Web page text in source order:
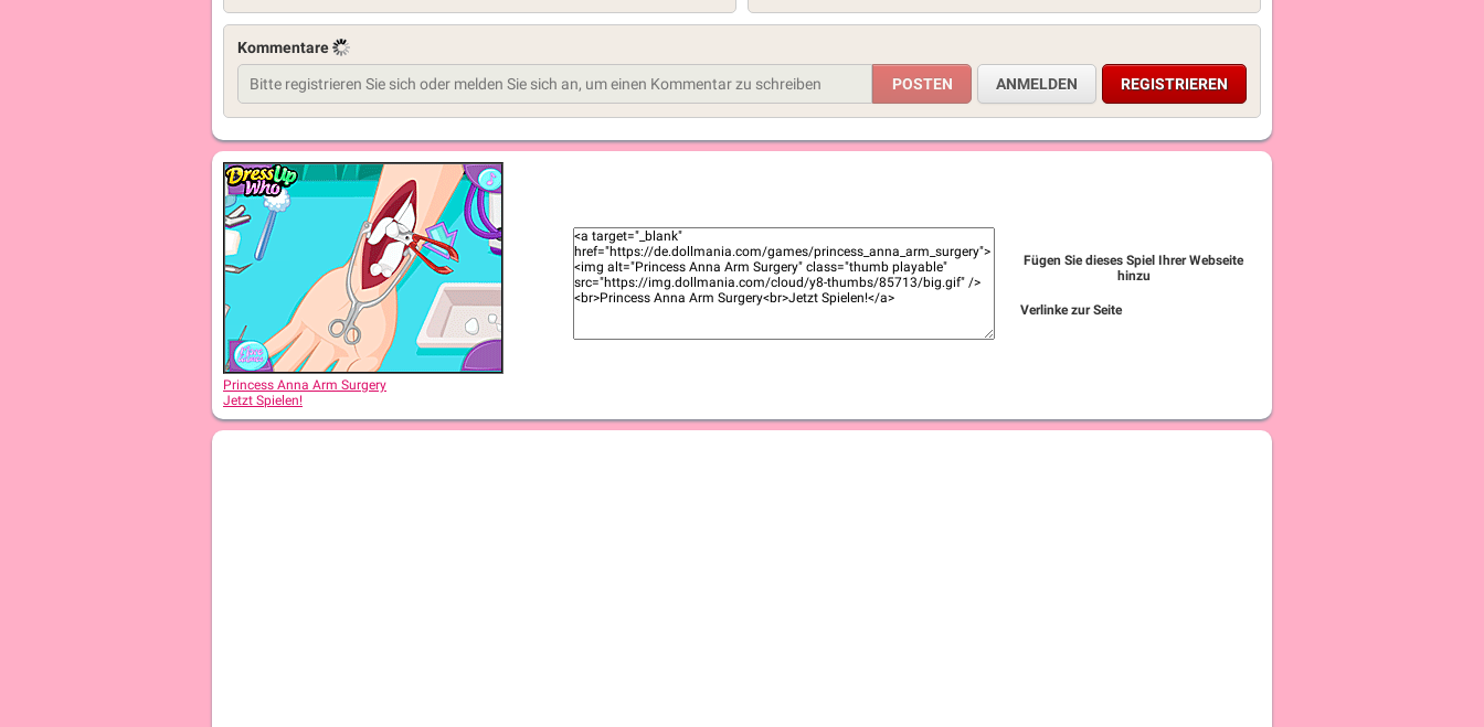
Kommentare
ANMELDEN REGISTRIEREN
Princess Anna Arm Surgery
Jetzt Spielen!
Fügen Sie dieses Spiel Ihrer Webseite
hinzu
Verlinke zur Seite